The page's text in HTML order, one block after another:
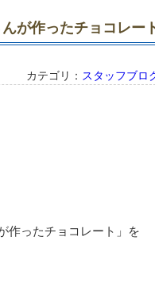
が作ったチョコレー
カテゴリ： スタッフブロ
作ったチョコレート」を